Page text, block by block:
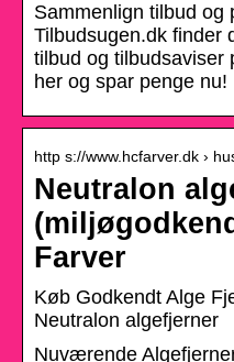
Sammenlign tilbud og
Tilbudsugen.dk finder
tilbud og tilbudsaviser
her og spar penge nu!
http s://www.hcfarver.dk ›
Neutralon
Farver
Køb Godkendt Alge
Neutralon algefjerner
Nuværende